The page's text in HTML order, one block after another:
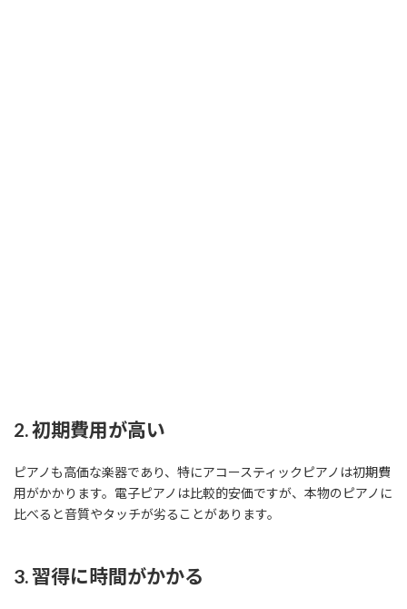
2. 初期費用が高い
ピアノも高価な楽器であり、特にアコースティックピアノは初期費
用がかかります。電子ピアノは比較的安価ですが、本物のピアノに
比べると音質やタッチが劣ることがあります。
3. 習得に時間がかかる